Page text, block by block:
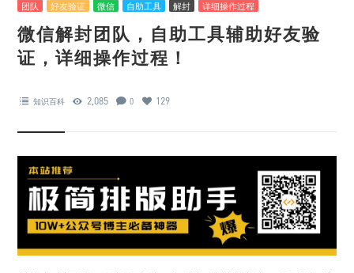
团队 好友验证 微信 自助工具 解封 详细操作过程
微信解封团队，自助工具辅助好友验
证，详细操作过程！
知识百科 2,085 0 129